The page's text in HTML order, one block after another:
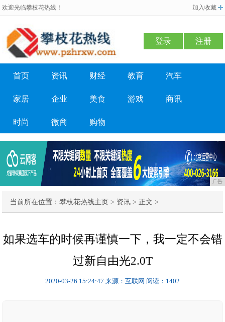
欢迎光临攀枝花热线！ 加入收藏
登录 注册
首页 资讯 财经 教育 汽车
家居 企业 美食 游戏 商讯
时尚 微商 购物
广告
当前所在位置：攀枝花热线主页 > 资讯 > 正文 >
如果选车的时候再谨慎一下，我一定不会错
过新自由光2.0T
2020-03-26 15:24:47 来源：互联网 阅读：1402